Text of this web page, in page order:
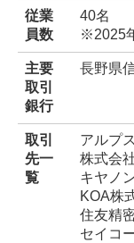
従業
員数
40名
※2025
主要
取引
銀行
長野県
取引
先一
覧
アルプ
株式会
キヤノ
KOA株
住友精
セイコ